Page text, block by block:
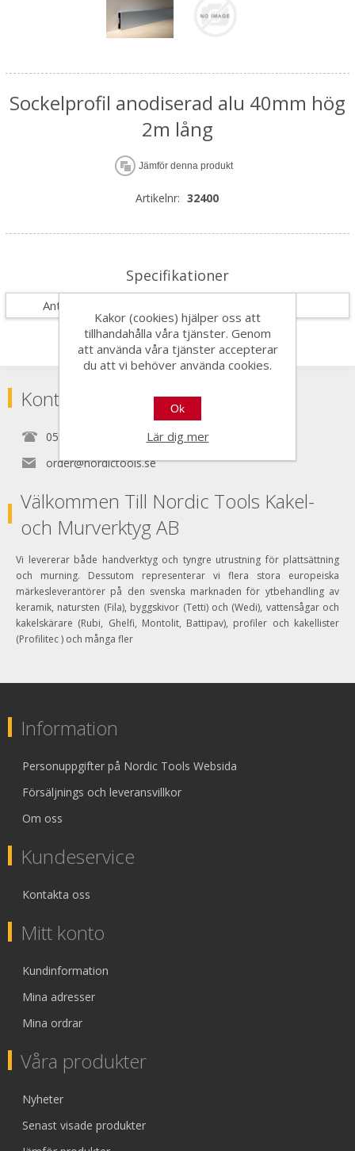
Sockelprofil anodiserad alu 40mm hög
2m lång
Jämför denna produkt
Artikelnr: 32400
Specifikationer
Antal i förpackning
Kontakta
0525150890
order@nordictools.se
Välkommen Till Nordic Tools Kakel-
och Murverktyg AB
Vi levererar både handverktyg och tyngre utrustning för plattsättning
och murning. Dessutom representerar vi flera stora europeiska
märkesleverantörer på den svenska marknaden för ytbehandling av
keramik, natursten (Fila), byggskivor (Tetti) och (Wedi), vattensågar och
kakelskärare (Rubi, Ghelfi, Montolit, Battipav), profiler och kakellister
(Profilitec ) och många fler
Information
Personuppgifter på Nordic Tools Websida
Försäljnings och leveransvillkor
Om oss
Kundeservice
Kontakta oss
Mitt konto
Kundinformation
Mina adresser
Mina ordrar
Våra produkter
Nyheter
Senast visade produkter
Kakor (cookies) hjälper oss att
tillhandahålla våra tjänster. Genom
att använda våra tjänster accepterar
du att vi behöver använda cookies.
Ok
Lär dig mer